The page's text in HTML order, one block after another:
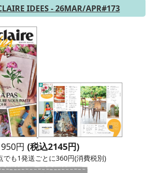
IDEES - 26MAR/APR#173
円 (税込2145円)
でも1発送ごとに360円(消費税別)